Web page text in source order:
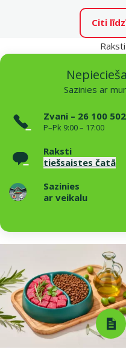
Citi
Sazinies ar
Zvani – 26 100 502
P–Pk 9:00 – 17:00
Raksti
tiešsaistes čatā
Sazinies
ar veikalu